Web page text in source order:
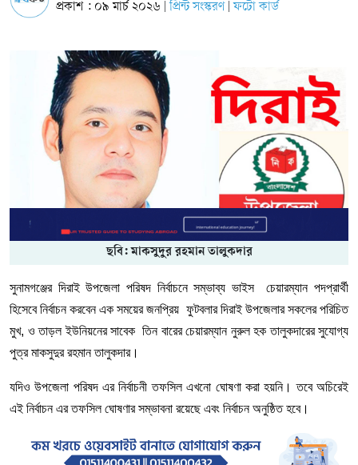
প্রকাশ : ০৯ মার্চ ২০২৬ প্রিন্ট সংস্করণ ফটো কার্ড
ছবি: মাকসুদুর রহমান তালুকদার
সুনামগঞ্জের দিরাই উপজেলা পরিষদ নির্বাচনে সম্ভাব্য ভাইস চেয়ারম্যান পদপ্রার্থী
হিসেবে নির্বাচন করবেন এক সময়ের জনপ্রিয় ফুটবলার দিরাই উপজেলার সকলের পরিচিত
মুখ, ও তাড়ল ইউনিয়নের সাবেক তিন বারের চেয়ারম্যান নুরুল হক তালুকদারের সুযোগ্য
পুত্র মাকসুদুর রহমান তালুকদার।
যদিও উপজেলা পরিষদ এর নির্বাচনী তফসিল এখনো ঘোষণা করা হয়নি। তবে অচিরেই
এই নির্বাচন এর তফসিল ঘোষণার সম্ভাবনা রয়েছে এবং নির্বাচন অনুষ্ঠিত হবে।